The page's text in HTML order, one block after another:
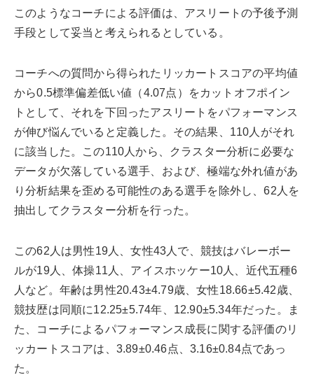
このようなコーチによる評価は、アスリートの予後予測
手段として妥当と考えられるとしている。
コーチへの質問から得られたリッカートスコアの平均値
から0.5標準偏差低い値（4.07点）をカットオフポイン
トとして、それを下回ったアスリートをパフォーマンス
が伸び悩んでいると定義した。その結果、110人がそれ
に該当した。この110人から、クラスター分析に必要な
データが欠落している選手、および、極端な外れ値があ
り分析結果を歪める可能性のある選手を除外し、62人を
抽出してクラスター分析を行った。
この62人は男性19人、女性43人で、競技はバレーボー
ルが19人、体操11人、アイスホッケー10人、近代五種6
人など。年齢は男性20.43±4.79歳、女性18.66±5.42歳、
競技歴は同順に12.25±5.74年、12.90±5.34年だった。ま
た、コーチによるパフォーマンス成長に関する評価のリ
ッカートスコアは、3.89±0.46点、3.16±0.84点であっ
た。